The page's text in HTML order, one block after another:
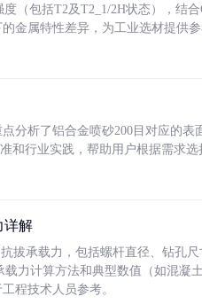
（包括T2及T2_1/2H状态），结
金属特性差异，为工业选材提供参
分析了铝合金喷砂200目对应的表
和行业实践，帮助用户根据需求选
详解
拔承载力，包括螺杆直径、钻孔
载力计算方法和典型数值（如混凝
程技术人员参考。